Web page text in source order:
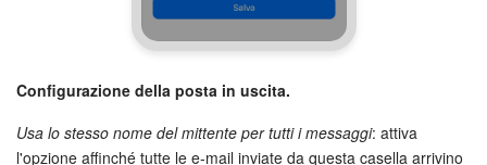
Configurazione della posta in uscita.
Usa lo stesso nome del mittente per tutti i messaggi: attiva
l'opzione affinché tutte le e-mail inviate da questa casella arrivino